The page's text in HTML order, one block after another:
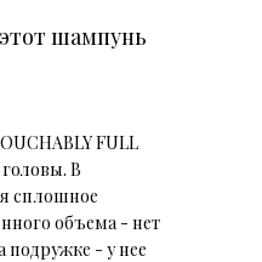
шампунь
FULL
В
сплошное
объема - нет
подружке - у нее